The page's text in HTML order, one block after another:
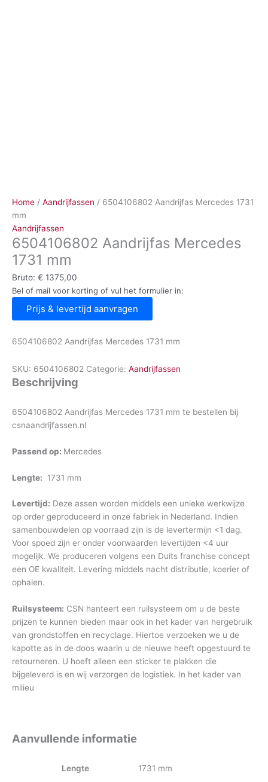
Home / Aandrijfassen / 6504106802 Aandrijfas Mercedes 1731
mm
Aandrijfassen
6504106802 Aandrijfas Mercedes
1731 mm
Bruto: € 1375,00
Bel of mail voor korting of vul het formulier in:
Prijs & levertijd aanvragen
6504106802 Aandrijfas Mercedes 1731 mm
SKU: 6504106802 Categorie: Aandrijfassen
Beschrijving
6504106802 Aandrijfas Mercedes 1731 mm te bestellen bij
csnaandrijfassen.nl
Passend op: Mercedes
Lengte: 1731 mm
Levertijd: Deze assen worden middels een unieke werkwijze
op order geproduceerd in onze fabriek in Nederland. Indien
samenbouwdelen op voorraad zijn is de levertermijn <1 dag.
Voor spoed zijn er onder voorwaarden levertijden <4 uur
mogelijk. We produceren volgens een Duits franchise concept
een OE kwaliteit. Levering middels nacht distributie, koerier of
ophalen.
Ruilsysteem: CSN hanteert een ruilsysteem om u de beste
prijzen te kunnen bieden maar ook in het kader van hergebruik
van grondstoffen en recyclage. Hiertoe verzoeken we u de
kapotte as in de doos waarin u de nieuwe heeft opgestuurd te
retourneren. U hoeft alleen een sticker te plakken die
bijgeleverd is en wij verzorgen de logistiek. In het kader van
milieu
Aanvullende informatie
Lengte 1731 mm